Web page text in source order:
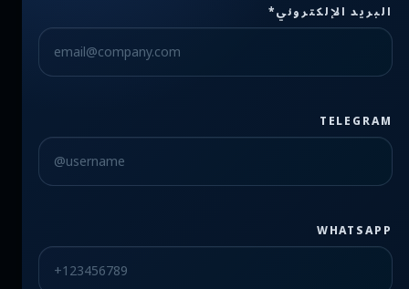
البريد الإلكتروني*
TELEGRAM
WHATSAPP